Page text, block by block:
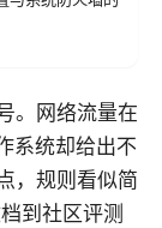
。网络流量在
系统却给出不
，规则看似简
到社区评测